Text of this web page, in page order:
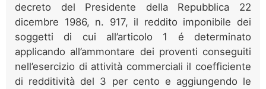
decreto del Presidente della Repubblica 22
dicembre 1986, n. 917, il reddito imponibile dei
soggetti di cui all’articolo 1 é determinato
applicando all’ammontare dei proventi conseguiti
nell’esercizio di attività commerciali il coefficiente
di redditività del 3 per cento e aggiungendo le